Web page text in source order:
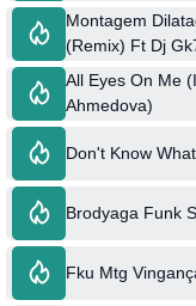
Montagem
(Remix) Ft Dj
All Eyes On Me
Ahmedova)
Don't Know
Brodyaga Funk
Fku Mtg